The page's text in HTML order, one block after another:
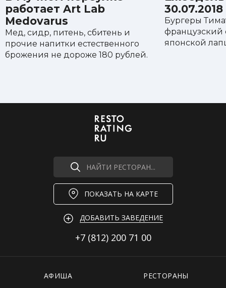
работает Art Lab
Medovarus
Мед, сидр, питень, сбитень и
прочие напитки естественного
брожения не дороже 180 рублей.
30.07.2018
Бургеры
французский
японской
НАЙТИ РЕСТОРАН...
ПОКАЗАТЬ НА КАРТЕ
ДОБАВИТЬ ЗАВЕДЕНИЕ
+7 (812) 200 71 00
АФИША
РЕСТОРАНЫ